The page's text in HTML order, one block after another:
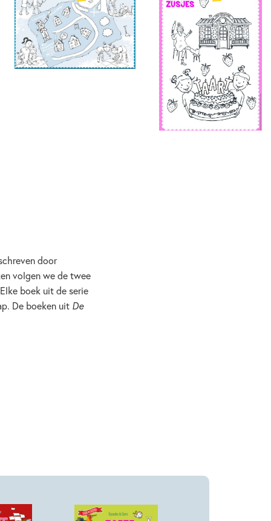
door
volgen we de twee
boek uit de serie
De boeken uit De